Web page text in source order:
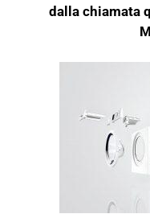
dalla chiamata